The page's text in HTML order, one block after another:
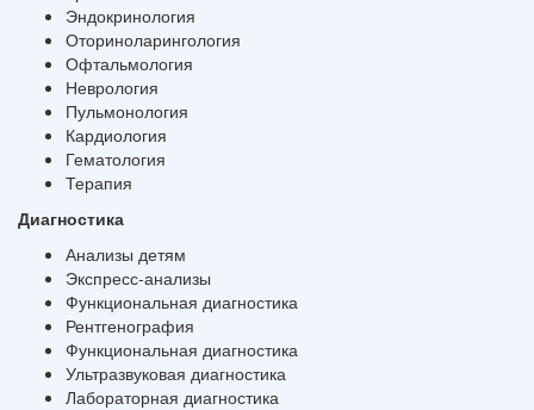
Эндокринология
Оториноларингология
Офтальмология
Неврология
Пульмонология
Кардиология
Гематология
Терапия
Диагностика
Анализы детям
Экспресс-анализы
Функциональная диагностика
Рентгенография
Функциональная диагностика
Ультразвуковая диагностика
Лабораторная диагностика